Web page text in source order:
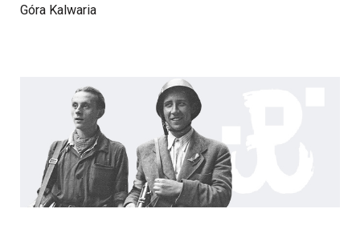
Góra Kalwaria